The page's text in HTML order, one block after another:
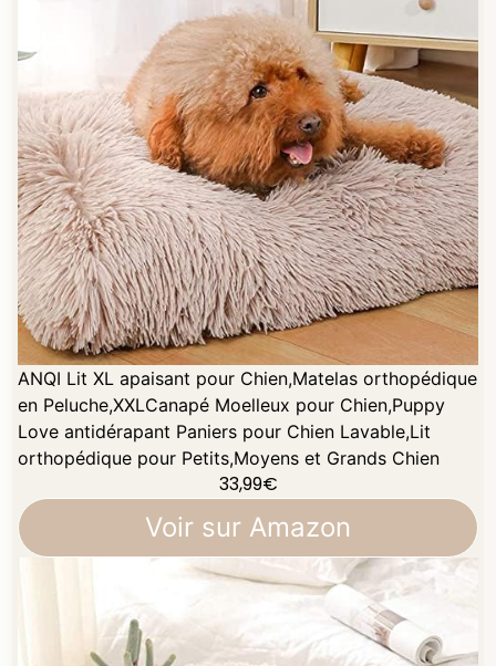
ANQI Lit XL apaisant pour Chien,Matelas orthopédique
en Peluche,XXLCanapé Moelleux pour Chien,Puppy
Love antidérapant Paniers pour Chien Lavable,Lit
orthopédique pour Petits,Moyens et Grands Chien
33,99€
Voir sur Amazon